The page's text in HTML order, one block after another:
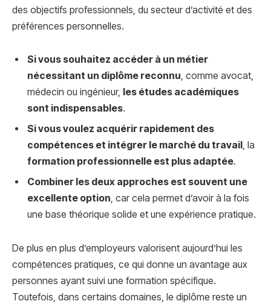
des objectifs professionnels, du secteur d’activité et des
préférences personnelles.
Si vous souhaitez accéder à un métier
nécessitant un diplôme reconnu, comme avocat,
médecin ou ingénieur, les études académiques
sont indispensables.
Si vous voulez acquérir rapidement des
compétences et intégrer le marché du travail , la
formation professionnelle est plus adaptée.
Combiner les deux approches est souvent une
excellente option, car cela permet d’avoir à la fois
une base théorique solide et une expérience pratique.
De plus en plus d’employeurs valorisent aujourd’hui les
compétences pratiques, ce qui donne un avantage aux
personnes ayant suivi une formation spécifique.
Toutefois, dans certains domaines, le diplôme reste un